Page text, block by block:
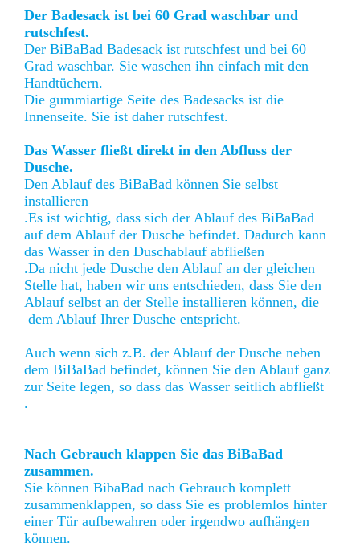
Der Badesack ist bei 60 Grad waschbar und
rutschfest.
Der BiBaBad Badesack ist rutschfest und bei 60
Grad waschbar. Sie waschen ihn einfach mit den
Handtüchern.
Die gummiartige Seite des Badesacks ist die
Innenseite. Sie ist daher rutschfest.
Das Wasser fließt direkt in den Abfluss der
Dusche.
Den Ablauf des BiBaBad können Sie selbst
installieren
.Es ist wichtig, dass sich der Ablauf des BiBaBad
auf dem Ablauf der Dusche befindet. Dadurch kann
das Wasser in den Duschablauf abfließen
.Da nicht jede Dusche den Ablauf an der gleichen
Stelle hat, haben wir uns entschieden, dass Sie den
Ablauf selbst an der Stelle installieren können, die
dem Ablauf Ihrer Dusche entspricht.
Auch wenn sich z.B. der Ablauf der Dusche neben
dem BiBaBad befindet, können Sie den Ablauf ganz
zur Seite legen, so dass das Wasser seitlich abfließt
.
Nach Gebrauch klappen Sie das BiBaBad
zusammen.
Sie können BibaBad nach Gebrauch komplett
zusammenklappen, so dass Sie es problemlos hinter
einer Tür aufbewahren oder irgendwo aufhängen
können.